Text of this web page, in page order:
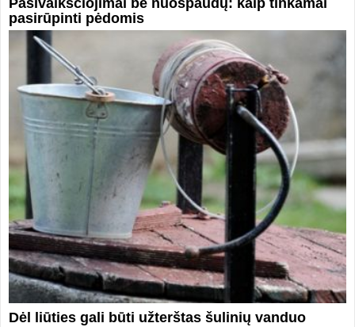
pasirūpinti pėdomis
Dėl liūties gali būti užterštas šulinių vanduo